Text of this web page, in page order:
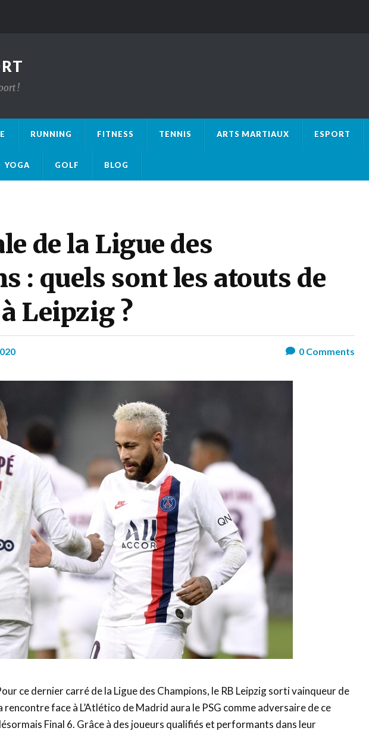
!
RUNNING FITNESS TENNIS ARTS MARTIAUX ESPORT
YOGA GOLF BLOG
de la Ligue des
: quels sont les atouts de
Leipzig ?
0Comments
ce dernier carré de la Ligue des Champions, le RB Leipzig sorti vainqueur de
rencontre face à L’Atlético de Madrid aura le PSG comme adversaire de ce
Final 6. Grâce à des joueurs qualifiés et performants dans leur